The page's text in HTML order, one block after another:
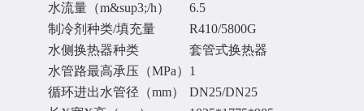
水流量（m&sup3;/h）
6.5
制冷剂种类/填充量
R410/5800G
水侧换热器种类
套管式换热器
水管路最高承压（MPa） 1
循环进出水管径（mm）
DN25/DN25